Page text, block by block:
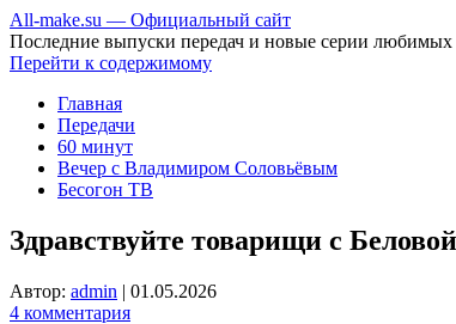
All-make.su — Официальный сайт
Последние выпуски передач и новые серии любимых
Перейти к содержимому
Главная
Передачи
60 минут
Вечер с Владимиром Соловьёвым
Бесогон ТВ
Здравствуйте товарищи с
Автор: admin | 01.05.2026
4 комментария